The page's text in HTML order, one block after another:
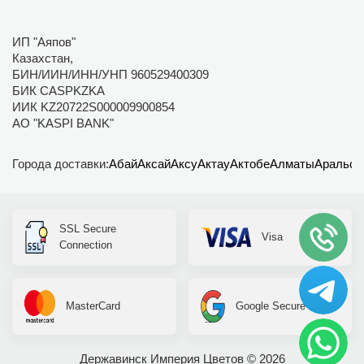
ИП "Аяпов"
Казахстан,
БИН/ИИН/ИНН/УНП 960529400309
БИК CASPKZKA
ИИК KZ20722S000009900854
АО "KASPI BANK"
Города доставки:АбайАксайАксуАктауАктобеАлматыАральск
Державинск Империя Цветов © 2026
SSL Secure
Connection
Visa
MasterCard Google Secure